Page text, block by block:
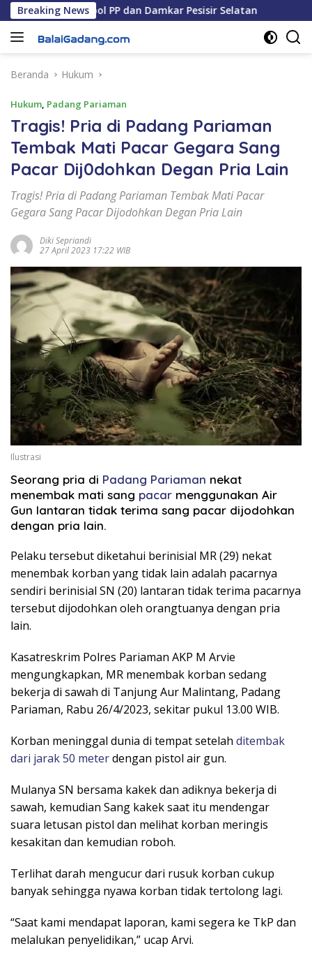
Langsung
ke
konten
Breaking News
Satpol PP dan Damkar Pesisir Selatan
Beranda Hukum
Hukum, Padang Pariaman
Tragis! Pria di Padang Pariaman
Tembak Mati Pacar Gegara Sang
Pacar Dij0dohkan Degan Pria Lain
Tragis! Pria di Padang Pariaman Tembak Mati Pacar
Gegara Sang Pacar Dijodohkan Degan Pria Lain
Diki Sepriandi
27 April 2023 17:22 WIB
Ilustrasi
Seorang pria di Padang Pariaman nekat
menembak mati sang pacar menggunakan Air
Gun lantaran tidak terima sang pacar dijodohkan
dengan pria lain.
Pelaku tersebut diketahui berinisial MR (29) nekat
menembak korban yang tidak lain adalah pacarnya
sendiri berinisial SN (20) lantaran tidak terima pacarnya
tersebut dijodohkan oleh orangtuanya dengan pria
lain.
Kasatreskrim Polres Pariaman AKP M Arvie
mengungkapkan, MR menembak korban sedang
bekerja di sawah di Tanjung Aur Malintang, Padang
Pariaman, Rabu 26/4/2023, sekitar pukul 13.00 WIB.
Korban meninggal dunia di tempat setelah ditembak
dari jarak 50 meterdengan pistol air gun.
Mulanya SN bersama kakek dan adiknya bekerja di
sawah, kemudian Sang kakek saat itu mendengar
suara letusan pistol dan melihat korban meringis
kesakitan dan kemudian roboh.
Terlihat darah mengucur dari rusuk korban cukup
banyak sehingga nyawa korban tidak tertolong lagi.
“Saat kami mendapat laporan, kami segera ke TkP dan
melalukan penyelidikan,” ucap Arvi.